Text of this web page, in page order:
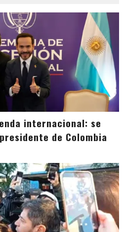
internacional: se
de Colombia